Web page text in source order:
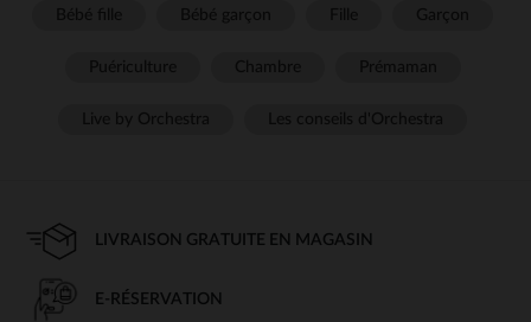
LIVRAISON GRATUITE EN MAGASIN
E-RÉSERVATION